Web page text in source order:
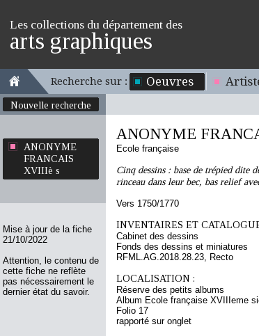
Les collections du département des
arts graphiques
Recherche sur : Oeuvres
Nouvelle recherche
ANONYME
FRANCAIS
XVIIIè s
Mise à jour de la fiche
21/10/2022
Attention, le contenu de
cette fiche ne reflète
pas nécessairement le
dernier état du savoir.
ANONYME
Ecole française
Cinq dessins : base de trépied dite
rinceau dans leur bec, bas relief
Vers 1750/1770
INVENTAIRES ET
Cabinet des dessins
Fonds des dessins et miniatures
RFML.AG.2018.28.23, Recto
LOCALISATION :
Réserve des petits albums
Album Ecole française XVIIIeme
Folio 17
rapporté sur onglet